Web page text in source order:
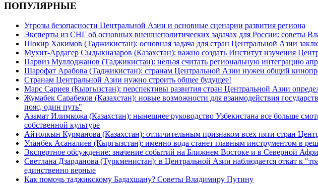
ПОПУЛЯРНЫЕ
Угрозы безопасности Центральной Азии и основные сценарии развития региона
Эксперты из СНГ об основных внешнеполитических задачах для России: советы
Шокир Хакимов (Таджикистан): основная задача для стран Центральной Азии
Мухит-Ардагер Сыдыкназаров (Казахстан): важно создать Институт изучения
Парвиз Муллоджанов (Таджикистан): нельзя считать региональную интеграцию
Шарофат Арабова (Таджикистан): странам Центральной Азии нужен общий
Странам Центральной Азии нужно строить общее будущее!
Марс Сариев (Кыргызстан): перспективы развития стран Центральной Азии
Жумабек Сарабеков (Казахстан): новые возможности для взаимодействия
пояс, один путь"
Азамат Илимкожа (Казахстан): нынешнее руководство Узбекистана все больше
собственной культуре
Айтолкын Курманова (Казахстан): отличительным признаком всех пяти стран
Уланбек Асаналиев (Кыргызстан): именно вода станет главным инструментом в
Экспертное обсуждение: значение событий на Ближнем Востоке и в Северной
Светлана Дзарданова (Туркменистан): в Центральной Азии наблюдается откат к
единственно верные
Как помочь таджикскому Бадахшану? Советы Владимиру Путину